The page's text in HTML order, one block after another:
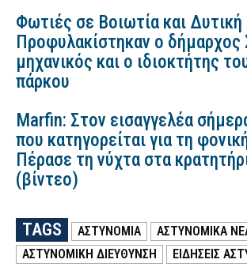
Φωτιές σε Βοιωτία και Δυτική
Προφυλακίστηκαν ο δήμαρχος
μηχανικός και ο ιδιοκτήτης
πάρκου
Marfin: Στον εισαγγελέα
που κατηγορείται για τη
Πέρασε τη νύχτα στα
(βίντεο)
TAGS ΑΣΤΥΝΟΜΙΑ
ΑΣΤΥΝΟΜΙΚΑ
ΑΣΤΥΝΟΜΙΚΗ ΔΙΕΥΘΥΝΣΗ
ΕΙΔΗΣΕΙΣ